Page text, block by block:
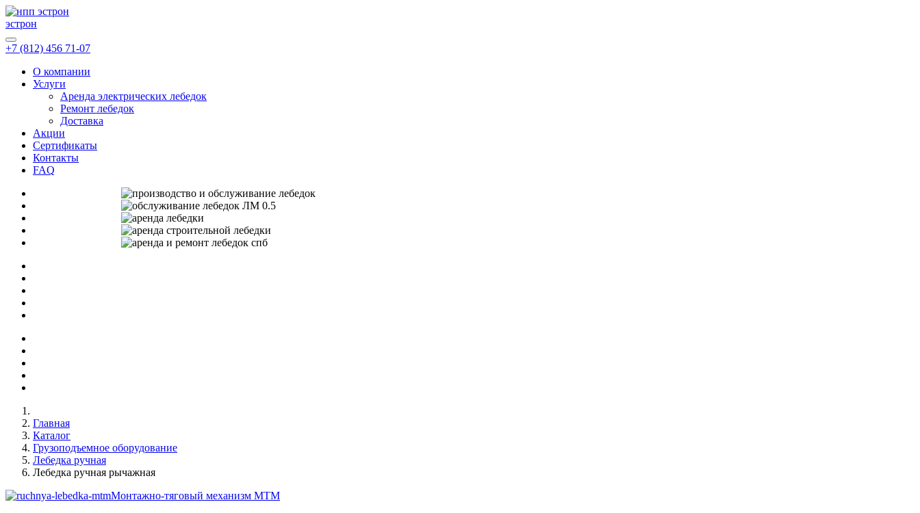
эстрон
+7 (812) 456 71-07
О компании
Услуги
Аренда электрических лебедок
Ремонт лебедок
Доставка
Акции
Сертификаты
Контакты
FAQ
Главная
Каталог
Грузоподъемное оборудование
Лебедка ручная
Лебедка ручная рычажная
Монтажно-тяговый механизм МТМ